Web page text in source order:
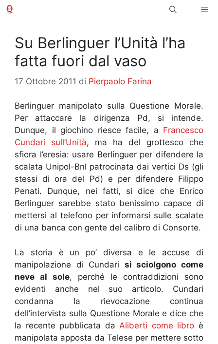
Vai
Su Berlinguer l’Unità l’ha
fatta fuori dal vaso
17 Ottobre 2011 di Pierpaolo Farina
Berlinguer manipolato sulla Questione Morale.
Per attaccare la dirigenza Pd, si intende.
Dunque, il giochino riesce facile, a Francesco
Cundari sull’Unità, ma ha del grottesco che
sfiora l’eresia: usare Berlinguer per difendere la
scalata Unipol-Bnl patrocinata dai vertici Ds (gli
stessi di ora del Pd) e per difendere Filippo
Penati. Dunque, nei fatti, si dice che Enrico
Berlinguer sarebbe stato benissimo capace di
mettersi al telefono per informarsi sulle scalate
di una banca con gente del calibro di Consorte.
La storia è un po’ diversa e le accuse di
manipolazione di Cundari si sciolgono come
neve al sole, perché le contraddizioni sono
evidenti anche nel suo articolo. Cundari
condanna la rievocazione continua
dell’intervista sulla Questione Morale e dice che
la recente pubblicata da Aliberti come libro è
manipolata apposta da Telese per mettere sotto